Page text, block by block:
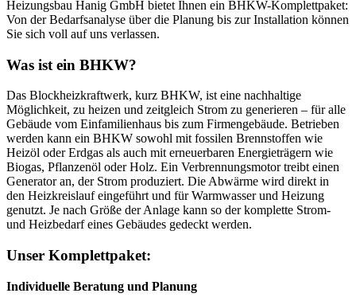
Heizungsbau Hanig GmbH bietet Ihnen ein BHKW-Komplettpaket:
Von der Bedarfsanalyse über die Planung bis zur Installation können
Sie sich voll auf uns verlassen.
Was ist ein BHKW?
Das Blockheizkraftwerk, kurz BHKW, ist eine nachhaltige
Möglichkeit, zu heizen und zeitgleich Strom zu generieren – für alle
Gebäude vom Einfamilienhaus bis zum Firmengebäude. Betrieben
werden kann ein BHKW sowohl mit fossilen Brennstoffen wie
Heizöl oder Erdgas als auch mit erneuerbaren Energieträgern wie
Biogas, Pflanzenöl oder Holz. Ein Verbrennungsmotor treibt einen
Generator an, der Strom produziert. Die Abwärme wird direkt in
den Heizkreislauf eingeführt und für Warmwasser und Heizung
genutzt. Je nach Größe der Anlage kann so der komplette Strom-
und Heizbedarf eines Gebäudes gedeckt werden.
Unser Komplettpaket:
Individuelle Beratung und Planung